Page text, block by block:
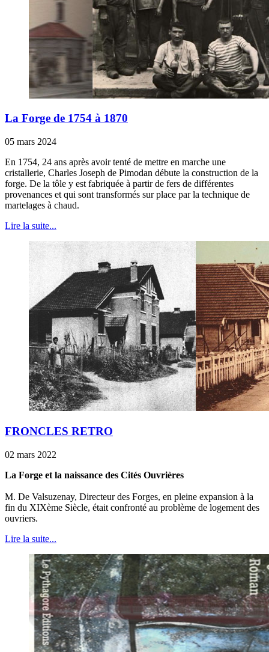
La Forge de 1754 à 1870
05 mars 2024
En 1754, 24 ans après avoir tenté de mettre en marche une
cristallerie, Charles Joseph de Pimodan débute la construction de la
forge. De la tôle y est fabriquée à partir de fers de différentes
provenances et qui sont transformés sur place par la technique de
martelages à chaud.
Lire la suite...
FRONCLES RETRO
02 mars 2022
La Forge et la naissance des Cités Ouvrières
M. De Valsuzenay, Directeur des Forges, en pleine expansion à la
fin du XIXème Siècle, était confronté au problème de logement des
ouvriers.
Lire la suite...